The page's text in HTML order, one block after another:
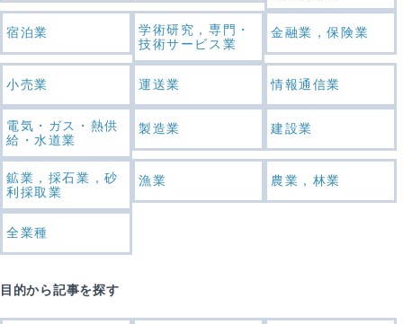
宿泊業
学術研究，専門・
技術サービス業
金融業，保険業
小売業 運送業 情報通信業
電気・ガス・熱供
給・水道業
製造業 建設業
鉱業，採石業，砂
利採取業
漁業 農業，林業
全業種
目的から記事を探す